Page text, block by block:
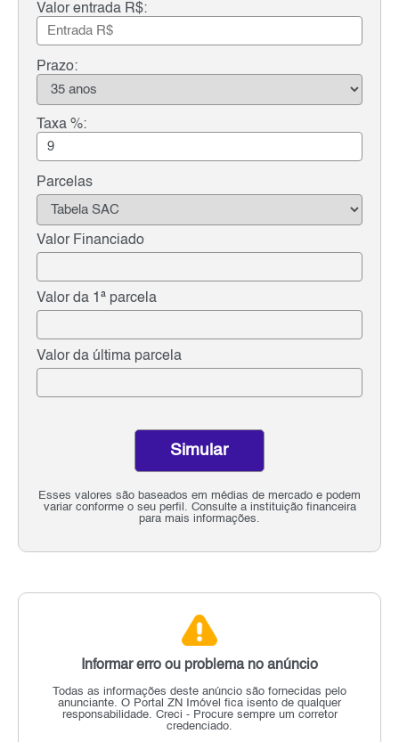
Valor entrada R$:
Prazo:
Taxa %:
Parcelas
Valor Financiado
Valor da 1ª parcela
Valor da última parcela
Esses valores são baseados em médias de mercado e podem
variar conforme o seu perfil. Consulte a instituição financeira
para mais informações.
Simular
Informar erro ou problema no anúncio
Todas as informações deste anúncio são fornecidas pelo
anunciante. O Portal ZN Imóvel fica isento de qualquer
responsabilidade. Creci - Procure sempre um corretor
credenciado.